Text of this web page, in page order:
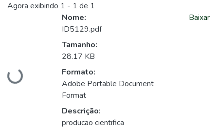
Agora exibindo 1 - 1 de 1
Carregando...
Nome:
ID5129.pdf
Tamanho:
28.17 KB
Formato:
Adobe Portable Document
Format
Descrição:
producao cientifica
Baixar